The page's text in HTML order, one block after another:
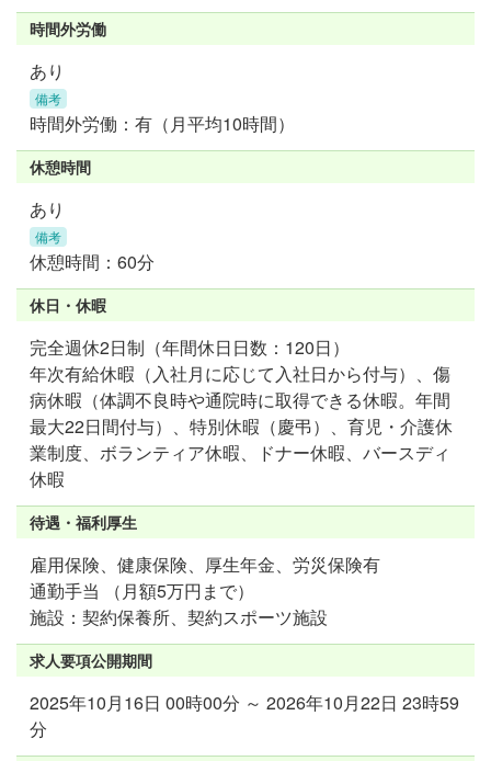
時間外労働
あり
備考
時間外労働：有（月平均10時間）
休憩時間
あり
備考
休憩時間：60分
休日・休暇
完全週休2日制（年間休日日数：120日）
年次有給休暇（入社月に応じて入社日から付与）、傷
病休暇（体調不良時や通院時に取得できる休暇。年間
最大22日間付与）、特別休暇（慶弔）、育児・介護休
業制度、ボランティア休暇、ドナー休暇、バースディ
休暇
待遇・福利厚生
雇用保険、健康保険、厚生年金、労災保険有
通勤手当 （月額5万円まで）
施設：契約保養所、契約スポーツ施設
求人要項公開期間
2025年10月16日 00時00分 ～ 2026年10月22日 23時59
分